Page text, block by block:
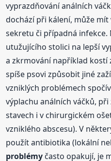
vyprazdňování análních
dochází při kálení, může
sekretu či případná
utužujícího stolici na lepší
a zkrmování například kostí
spíše psovi způsobit jiné
vzniklých problémech
výplachu análních váčků,
stavech i v chirurgickém
vzniklého abscesu). V
použít antibiotika (lokální
problémy často opakují, je